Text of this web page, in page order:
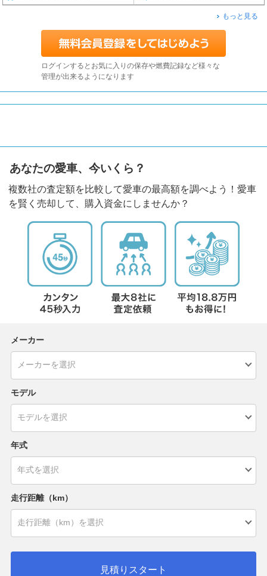
もっと見る
ログインするとお気に入りの保存や燃費記録など様々な
管理が出来るようになります
あなたの愛車、今いくら？
複数社の査定額を比較して愛車の最高額を調べよう！愛車
を賢く売却して、購入資金にしませんか？
メーカー
モデル
年式
走行距離（km）
見積りスタート